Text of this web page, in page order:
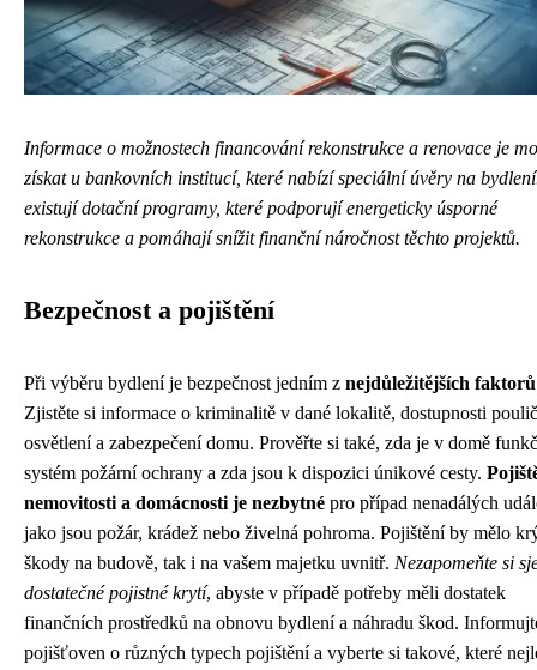
Informace o možnostech financování rekonstrukce a renovace je
získat u bankovních institucí, které nabízí speciální úvěry na
existují dotační programy, které podporují energeticky úsporné
rekonstrukce a pomáhají snížit finanční náročnost těchto projektů.
Bezpečnost a pojištění
Při výběru bydlení je bezpečnost jedním z nejdůležitějších faktorů
Zjistěte si informace o kriminalitě v dané lokalitě, dostupnosti
osvětlení a zabezpečení domu. Prověřte si také, zda je v domě
systém požární ochrany a zda jsou k dispozici únikové cesty.
nemovitosti a domácnosti je nezbytné pro případ nenadálých
jako jsou požár, krádež nebo živelná pohroma. Pojištění by mělo
škody na budově, tak i na vašem majetku uvnitř. Nezapomeňte si
dostatečné pojistné krytí, abyste v případě potřeby měli dostatek
finančních prostředků na obnovu bydlení a náhradu škod.
pojišťoven o různých typech pojištění a vyberte si takové, které